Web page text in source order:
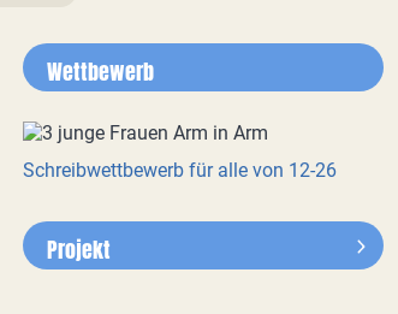
Wettbewerb
Schreibwettbewerb für alle von 12-26
Projekt